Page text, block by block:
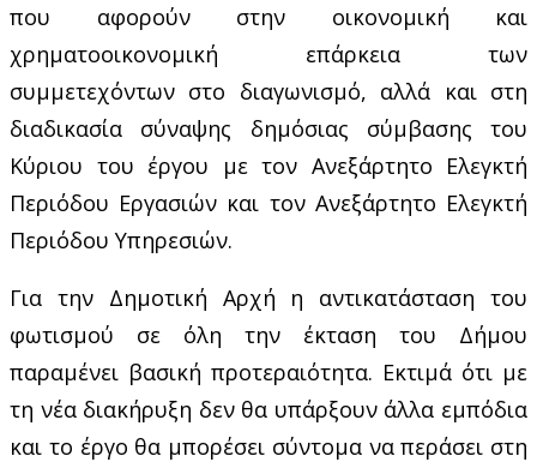
που αφορούν στην οικονομική και
χρηματοοικονομική επάρκεια των
συμμετεχόντων στο διαγωνισμό, αλλά και στη
διαδικασία σύναψης δημόσιας σύμβασης του
Κύριου του έργου με τον Ανεξάρτητο Ελεγκτή
Περιόδου Εργασιών και τον Ανεξάρτητο Ελεγκτή
Περιόδου Υπηρεσιών.
Για την Δημοτική Αρχή η αντικατάσταση του
φωτισμού σε όλη την έκταση του Δήμου
παραμένει βασική προτεραιότητα. Εκτιμά ότι με
τη νέα διακήρυξη δεν θα υπάρξουν άλλα εμπόδια
και το έργο θα μπορέσει σύντομα να περάσει στη